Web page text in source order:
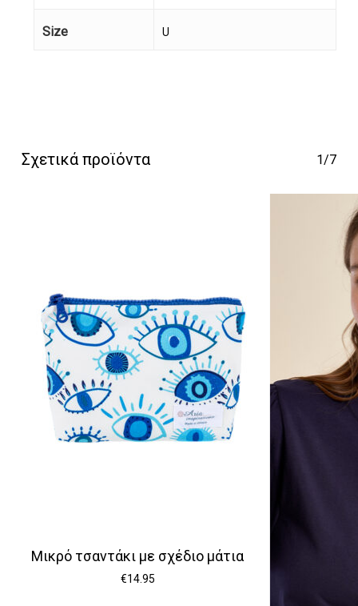
Κανένα προϊόν στο
Size U
Σχετικά προϊόντα 1/7
Μικρό τσαντάκι με σχέδιο μάτια
€14.95